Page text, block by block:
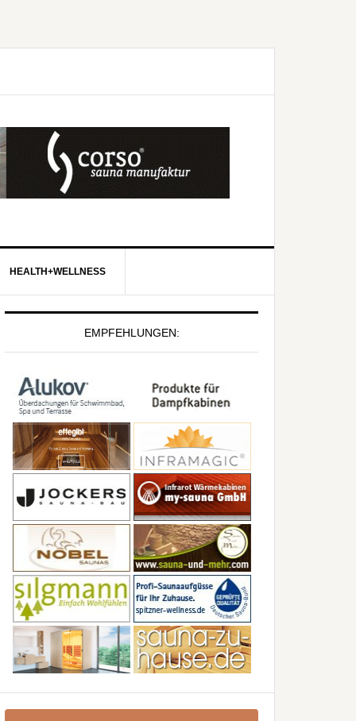
HEALTH+WELLNESS
EMPFEHLUNGEN: